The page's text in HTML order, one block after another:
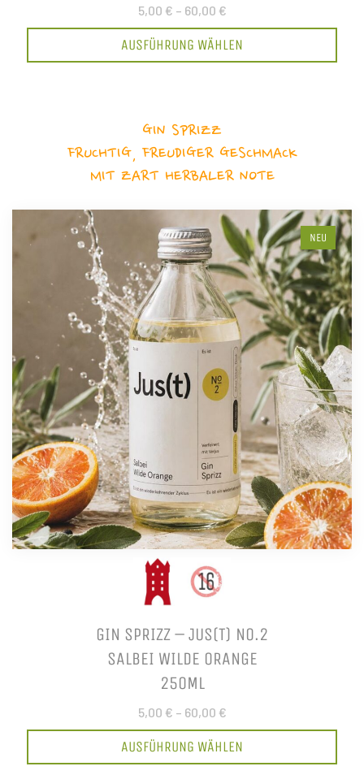
5,00 € – 60,00 €
AUSFÜHRUNG WÄHLEN
GIN SPRIZZ
FRUCHTIG, FREUDIGER GESCHMACK
MIT ZART HERBALER NOTE
NEU
GIN SPRIZZ – JUS(T) NO.2
SALBEI WILDE ORANGE
250ML
5,00 € – 60,00 €
AUSFÜHRUNG WÄHLEN